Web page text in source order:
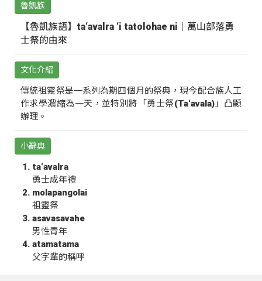
魯凱族
【魯凱族語】ta‘avalra ‘i tatolohae ni｜萬山部落勇
士祭的由來
文化介紹
傳統祖靈祭是一系列為期四個月的祭典，現今配合族人工
作求學濃縮為一天，並特別將「勇士祭(Ta‘avala)」凸顯
辦理。
小辭典
ta‘avalra
勇士成年禮
molapangolai
祖靈祭
asavasavahe
男性青年
atamatama
父字輩的稱呼